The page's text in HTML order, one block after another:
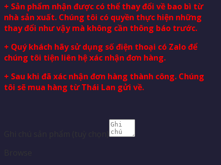
+ Sản phẩm nhận được có thể thay đổi về bao bì từ
nhà sản xuất. Chúng tôi có quyền thực hiện những
thay đổi như vậy mà không cần thông báo trước.
+ Quý khách hãy sử dụng số điện thoại có Zalo để
chúng tôi tiện liên hệ xác nhận đơn hàng.
+ Sau khi đã xác nhận đơn hàng thành công. Chúng
tôi sẽ mua hàng từ Thái Lan gửi về.